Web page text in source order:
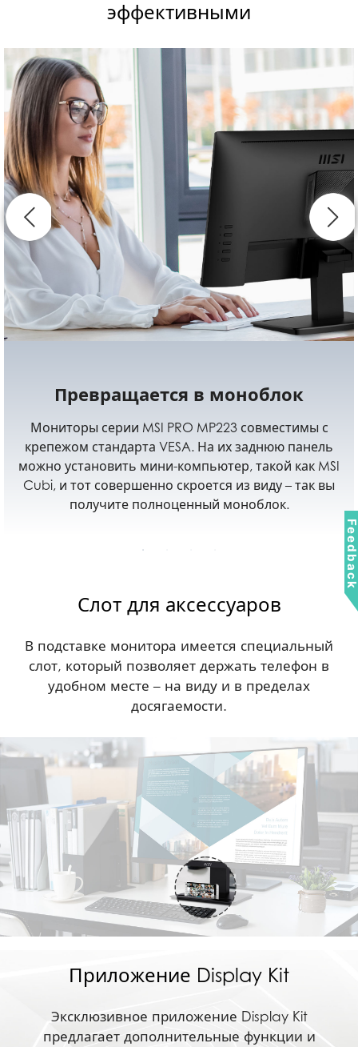
эффективными
Несколько видеовходов
Наличие нескольких интерфейсов (HDMI™ и D-Sub)
позволяет подключать монитор к разным
источникам видеосигнала.
Слот для аксессуаров
В подставке монитора имеется специальный
слот, который позволяет держать телефон в
удобном месте – на виду и в пределах
досягаемости.
Приложение Display Kit
Эксклюзивное приложение Display Kit
предлагает дополнительные функции и